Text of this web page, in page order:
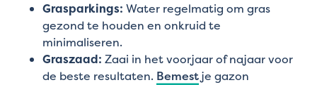
Grasparkings: Water regelmatig om gras
gezond te houden en onkruid te
minimaliseren.
Graszaad: Zaai in het voorjaar of najaar voor
de beste resultaten. Bemestje gazon